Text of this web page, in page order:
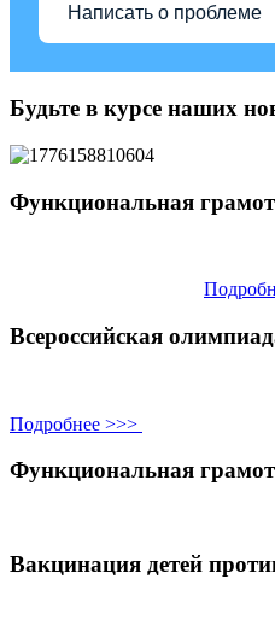
Написать о проблеме
Будьте в курсе наших
Функциональная
Всероссийская
Подробнее >>>
Функциональная
Вакцинация детей